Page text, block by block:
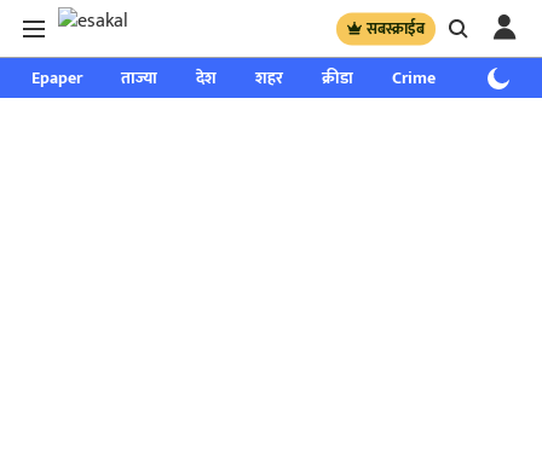
सबस्क्राईब
Epaper ताज्या देश शहर क्रीडा Crime साप्ताहिक